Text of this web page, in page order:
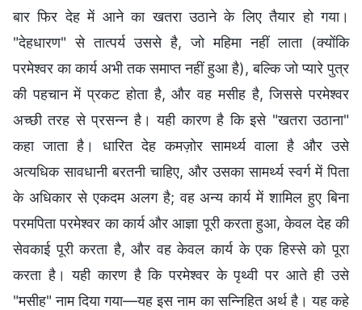
बार फिर देह में आने का खतरा उठाने के लिए तैयार हो गया।
"देहधारण" से तात्पर्य उससे है, जो महिमा नहीं लाता (क्योंकि
परमेश्वर का कार्य अभी तक समाप्त नहीं हुआ है), बल्कि जो प्यारे पुत्र
की पहचान में प्रकट होता है, और वह मसीह है, जिससे परमेश्वर
अच्छी तरह से प्रसन्न है। यही कारण है कि इसे "खतरा उठाना"
कहा जाता है। धारित देह कमज़ोर सामर्थ्य वाला है और उसे
अत्यधिक सावधानी बरतनी चाहिए, और उसका सामर्थ्य स्वर्ग में पिता
के अधिकार से एकदम अलग है; वह अन्य कार्य में शामिल हुए बिना
परमपिता परमेश्वर का कार्य और आज्ञा पूरी करता हुआ, केवल देह की
सेवकाई पूरी करता है, और वह केवल कार्य के एक हिस्से को पूरा
करता है। यही कारण है कि परमेश्वर के पृथ्वी पर आते ही उसे
"मसीह" नाम दिया गया—यह इस नाम का सन्निहित अर्थ है। यह कहे